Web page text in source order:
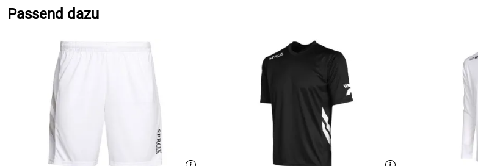
*****
Gute Qualität, angenehmes Material und unschlagbare Preis
Kaufdatum: 30.10.2025
Passend dazu